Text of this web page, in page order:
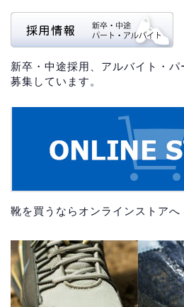
新卒・中途採用、アルバイト・
募集しています。
靴を買うならオンラインストアへ